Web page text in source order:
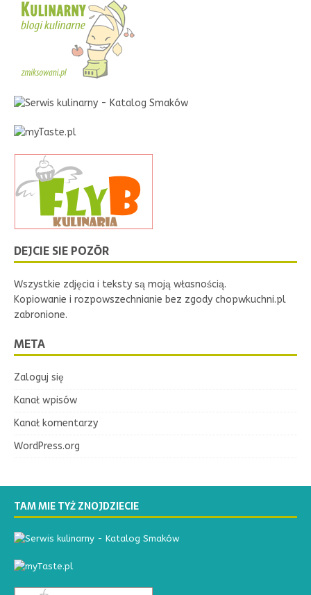
DEJCIE SIE POZŌR
Wszystkie zdjęcia i teksty są moją własnością.
Kopiowanie i rozpowszechnianie bez zgody chopwkuchni.pl
zabronione.
META
Zaloguj się
Kanał wpisów
Kanał komentarzy
WordPress.org
TAM MIE TYŻ ZNOJDZIECIE